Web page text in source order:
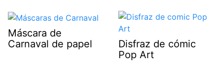
Máscara de
Carnaval de papel
Disfraz de cómic
Pop Art